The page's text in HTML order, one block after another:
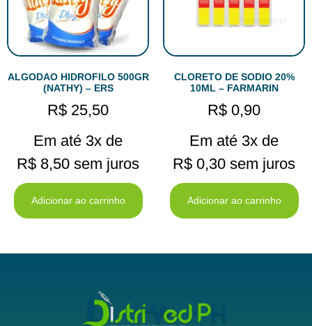
ALGODAO HIDROFILO 500GR
(NATHY) – ERS
R$ 25,50
Em até 3x de
R$ 8,50 sem juros
Adicionar ao carrinho
CLORETO DE SODIO 20%
10ML – FARMARIN
R$ 0,90
Em até 3x de
R$ 0,30 sem juros
Adicionar ao carrinho